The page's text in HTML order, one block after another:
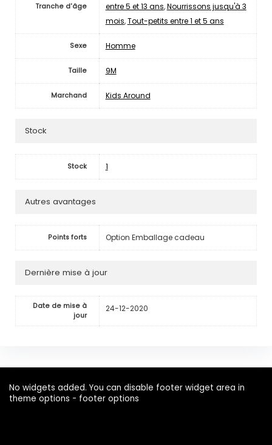
Tranche d'âge
entre 5 et 13 ans,Nourrissons jusqu'à 3
mois,Tout-petits entre 1 et 5 ans
Sexe Homme
Taille 9M
Marchand Kids Around
Stock
Stock 1
Autres avantages
Points forts Option Emballage cadeau
Dernière mise à jour
Date de mise à
jour
24-12-2020
No widgets added. You can disable footer widget area in
theme options - footer options